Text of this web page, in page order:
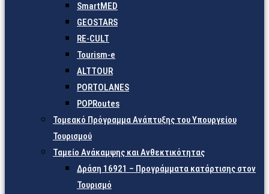
SmartMED
GEOSTARS
RE-CULT
Tourism-e
ALTTOUR
PORTOLANES
POPRoutes
Τομεακό Πρόγραμμα Ανάπτυξης του Υπουργείου
Τουρισμού
Ταμείο Ανάκαμψης και Ανθεκτικότητας
Δράση 16921 – Προγράμματα κατάρτισης στον
Τουρισμό